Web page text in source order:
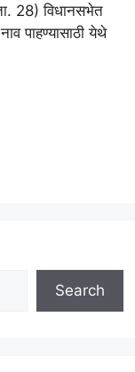
28) विधानसभेत
पाहण्यासाठी येथे
Search